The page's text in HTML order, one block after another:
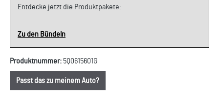
Entdecke jetzt die Produktpakete:
Zu den Bündeln
Produktnummer: 5Q0615601G
Passt das zu meinem Auto?